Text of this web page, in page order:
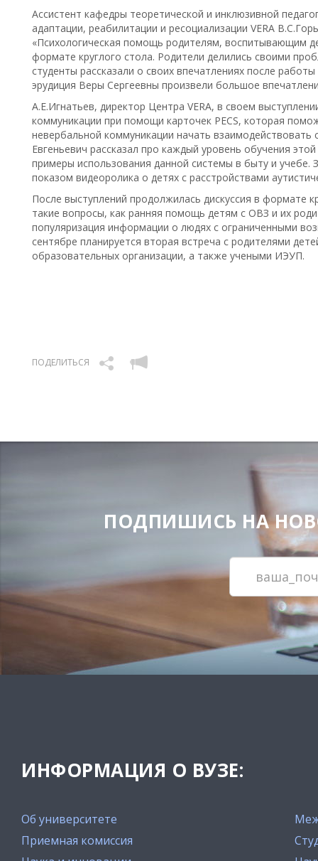
Ассистент кафедры теоретической и инклюзивной
адаптации, реабилитации и ресоциализации VERA
«Психологическая помощь родителям, воспитывающим
формате круглого стола. Родители делились своими
студенты рассказали о своих впечатлениях после
эрудиция Веры Сергеевны произвели большое
А.Е.Игнатьев, директор Центра VERA, в своем
коммуникации при помощи карточек PECS, которая
невербальной коммуникации начать взаимодействовать
Евгеньевич рассказал про каждый уровень обучения
примеры использования данной системы в быту и учебе.
показом видеоролика о детях с расстройствами
После выступлений продолжилась дискуссия в формате
такие вопросы, как ранняя помощь детям с ОВЗ и их
популяризация информации о людях с ограниченными
сентябре планируется вторая встреча с родителями
образовательных организации, а также учеными ИЭУП.
ПОДЕЛИТЬСЯ
ПОДПИШИСЬ НА
ИНФОРМАЦИЯ О ВУЗЕ:
Об университете
Приемная комиссия